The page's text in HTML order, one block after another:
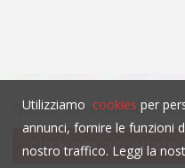
Questo contenuto non è
click per accettare
Utilizziamo cookies per
annunci, fornire le funzioni
nostro traffico. Leggi la